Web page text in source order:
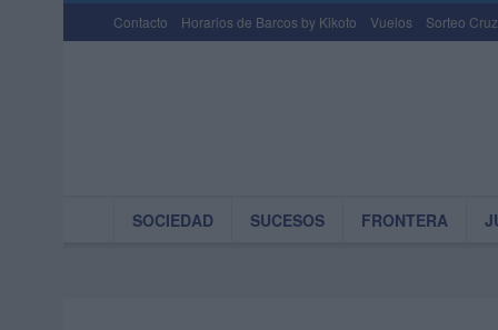
Contacto Horarios de Barcos by Kikoto Vuelos Sorteo
SOCIEDAD SUCESOS FRONTERA